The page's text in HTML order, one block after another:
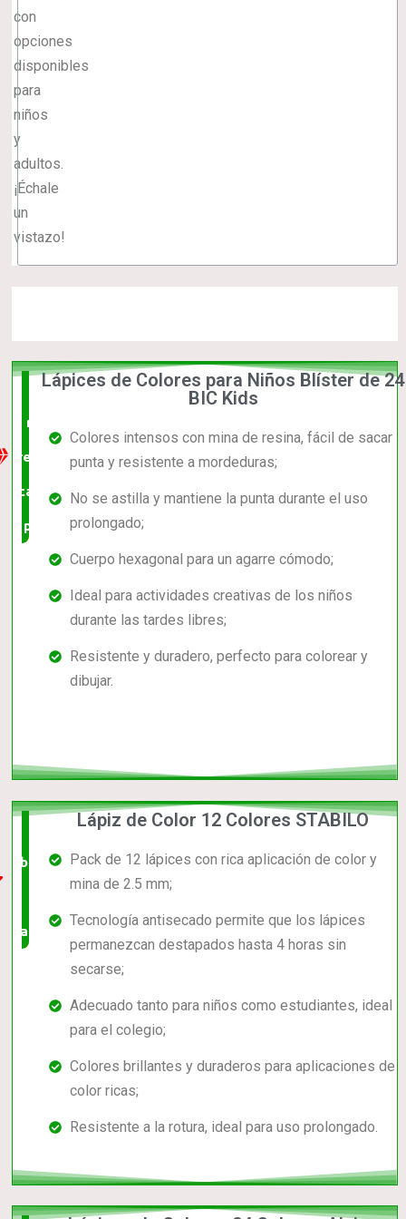
con
opciones
disponibles
para
niños
y
adultos.
¡Échale
un
vistazo!
La
mejor
relación
calidad-
precio
Lápices de Colores para Niños Blíster de 24
BIC Kids
Colores intensos con mina de resina, fácil de sacar
punta y resistente a mordeduras;
No se astilla y mantiene la punta durante el uso
prolongado;
Cuerpo hexagonal para un agarre cómodo;
Ideal para actividades creativas de los niños
durante las tardes libres;
Resistente y duradero, perfecto para colorear y
dibujar.
barato,
valorado!
Lápiz de Color 12 Colores STABILO
Pack de 12 lápices con rica aplicación de color y
mina de 2.5 mm;
Tecnología antisecado permite que los lápices
permanezcan destapados hasta 4 horas sin
secarse;
Adecuado tanto para niños como estudiantes, ideal
para el colegio;
Colores brillantes y duraderos para aplicaciones de
color ricas;
Resistente a la rotura, ideal para uso prolongado.